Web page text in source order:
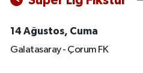
14 Ağustos, Cuma
Galatasaray - Çorum FK